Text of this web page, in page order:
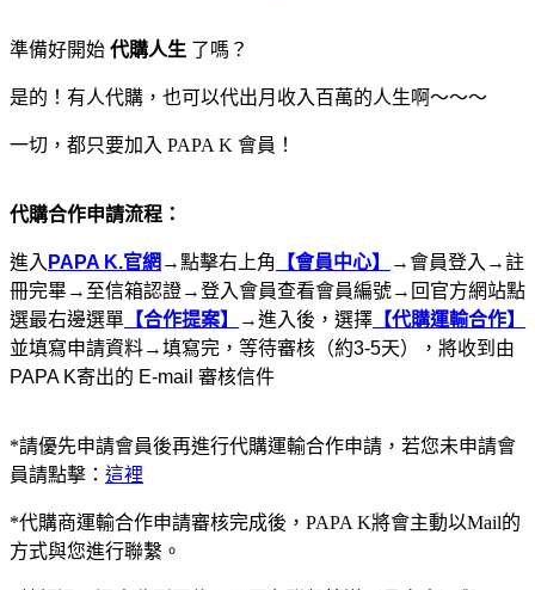
準備好開始 代購人生 了嗎？
是的！有人代購，也可以代出月收入百萬的人生啊～～～
一切，都只要加入 PAPA K 會員！
代購合作申請流程：
進入 PAPA K.官網 →點擊右上角 【會員中心】
→會員登入→註
冊完畢→至信箱認證→登入會員查看會員編號→回官方網站點
選最右邊選單 【合作提案】 →進入後，選擇 【代購運輸合作】
並填寫申請資料→填寫完，等待審核（約3-5天），將收到由
PAPA K寄出的 E-mail 審核信件
*請優先申請會員後再進行代購運輸合作申請，若您未申請會
員請點擊： 這裡
*代購商運輸合作申請審核完成後，PAPA K將會主動以Mail的
方式與您進行聯繫。